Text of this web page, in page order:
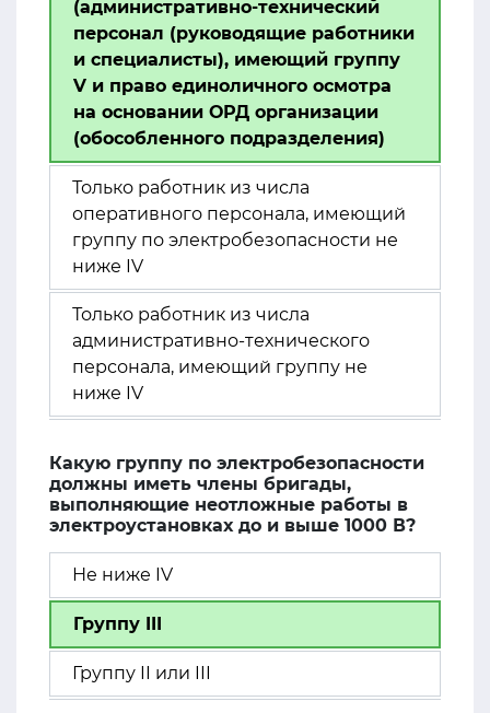
(административно-технический
персонал (руководящие работники
и специалисты), имеющий группу
V и право единоличного осмотра
на основании ОРД организации
(обособленного подразделения)
Только работник из числа
оперативного персонала, имеющий
группу по электробезопасности не
ниже IV
Только работник из числа
административно-технического
персонала, имеющий группу не
ниже IV
Какую группу по электробезопасности
должны иметь члены бригады,
выполняющие неотложные работы в
электроустановках до и выше 1000 В?
Не ниже IV
Группу III
Группу II или III